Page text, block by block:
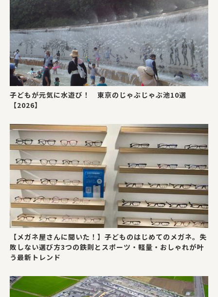
子どもが元気に水遊び！ 東京のじゃぶじゃぶ池10選
【2026】
【メガネ屋さんに聞いた！】子どものはじめてのメガネ。失
敗しない選び方3つの鉄則とスポーツ・軽量・おしゃれが叶
う最新トレンド